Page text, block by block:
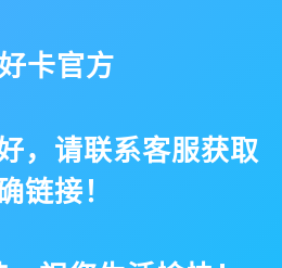
卡官方
，请联系客服获取
链接！